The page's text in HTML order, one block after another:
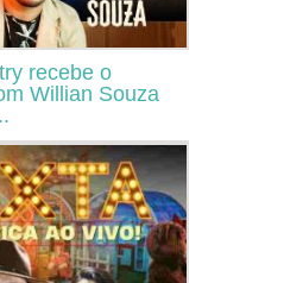
recebe o
Willian Souza